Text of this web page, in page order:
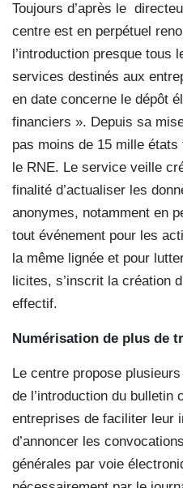
Toujours d’après le
centre est en perpétuel
l’introduction presque tous
services destinés aux
en date concerne le dépôt
financiers ». Depuis sa
pas moins de 15 mille
le RNE. Le service veille
finalité d’actualiser les
anonymes, notamment en
tout événement pour les
la même lignée et pour
licites, s’inscrit la création
effectif.
Numérisation de plus de
Le centre propose
de l’introduction du bulletin
entreprises de faciliter leur
d’annoncer les
générales par voie